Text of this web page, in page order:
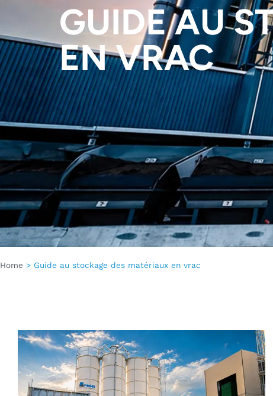
GUIDE AU
EN VRAC
Home > Guide au stockage des matériaux en vrac